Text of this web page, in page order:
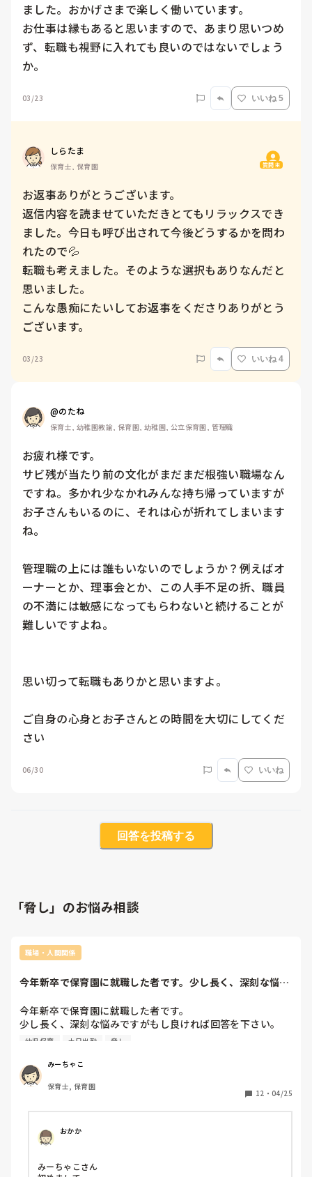
ました。おかげさまで楽しく働いています。
お仕事は縁もあると思いますので、あまり思いつめ
ず、転職も視野に入れても良いのではないでしょう
か。
03/23 いいね 5
しらたま
保育士, 保育園 質問主
お返事ありがとうございます。
返信内容を読ませていただきとてもリラックスでき
ました。今日も呼び出されて今後どうするかを問わ
れたので💦
転職も考えました。そのような選択もありなんだと
思いました。
こんな愚痴にたいしてお返事をくださりありがとう
ございます。
03/23 いいね 4
@のたね
保育士, 幼稚園教諭, 保育園, 幼稚園, 公立保育園, 管理職
お疲れ様です。
サビ残が当たり前の文化がまだまだ根強い職場なん
ですね。多かれ少なかれみんな持ち帰っていますが
お子さんもいるのに、それは心が折れてしまいます
ね。
管理職の上には誰もいないのでしょうか？例えばオ
ーナーとか、理事会とか、この人手不足の折、職員
の不満には敏感になってもらわないと続けることが
難しいですよね。
思い切って転職もありかと思いますよ。
ご自身の心身とお子さんとの時間を大切にしてくだ
さい
06/30 いいね
回答を投稿する
「脅し」のお悩み相談
職場・人間関係
今年新卒で保育園に就職した者です。少し長く、深刻な悩み
今年新卒で保育園に就職した者です。
少し長く、深刻な悩みですがもし良ければ回答を下さい。
て楽しかったためそのまま就職しました。今は4歳児担任で
す。
正社員になって、環境が大きく変わりました。まず、新卒関
園にいます。(基本8:15〜16:15です)
しかし4月の給料明細を確認したところ残業手当は全く出て
おらず、毎日3時間以上サービス残業をしています。
冷たくされ、コミュニケーションが足りていないと毎日言わ
幼児保育 土日出勤 脅し
みーちゃこ
保育士, 保育園
12 ・ 04/25
おかか
みーちゃこさん